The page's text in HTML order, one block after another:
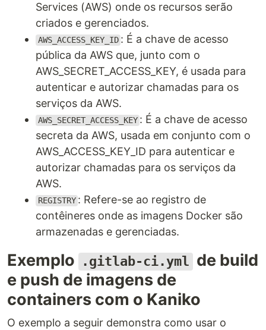
Services (AWS) onde os recursos serão
criados e gerenciados.
AWS_ACCESS_KEY_ID : É a chave de acesso
pública da AWS que, junto com o
AWS_SECRET_ACCESS_KEY, é usada para
autenticar e autorizar chamadas para os
serviços da AWS.
AWS_SECRET_ACCESS_KEY : É a chave de acesso
secreta da AWS, usada em conjunto com o
AWS_ACCESS_KEY_ID para autenticar e
autorizar chamadas para os serviços da
AWS.
REGISTRY : Refere-se ao registro de
contêineres onde as imagens Docker são
armazenadas e gerenciadas.
Exemplo .gitlab-ci.yml de build
e push de imagens de
containers com o Kaniko
O exemplo a seguir demonstra como usar o